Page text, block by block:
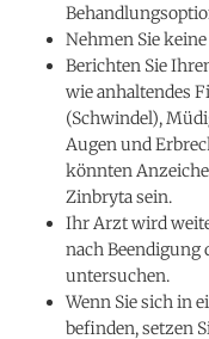
Nehmen Sie
Berichten Sie
wie anhaltendes
(Schwindel),
Augen und
könnten
Zinbryta sein.
Ihr Arzt wird
nach Beendigung
untersuchen.
Wenn Sie sich in
befinden, setzen